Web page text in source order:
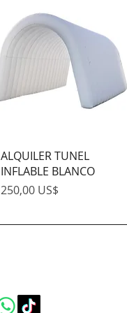
ALQUILER TUNEL
INFLABLE BLANCO
Precio
250,00 US$